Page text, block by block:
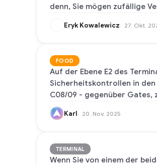
denn, Sie mögen zufällige
Eryk Kowalewicz 27. Okt.
FOOD
Auf der Ebene E2 des
Sicherheitskontrollen in den
C08/09 - gegenüber Gates,
Karl 20. Nov. 2025
TERMINAL
Wenn Sie von einem der